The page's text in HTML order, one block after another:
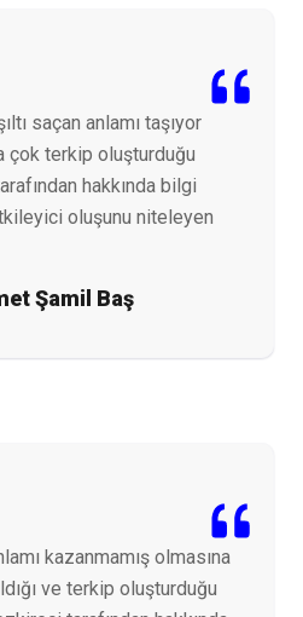
saçan anlamı taşıyor
çok terkip oluşturduğu
hakkında bilgi
oluşunu niteleyen
Şamil Baş
kazanmamış olmasına
ve terkip oluşturduğu